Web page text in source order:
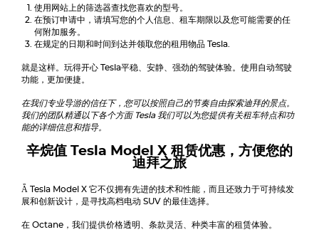
使用网站上的筛选器查找您喜欢的型号。
在预订申请中，请填写您的个人信息、租车期限以及您可能需要的任
何附加服务。
在规定的日期和时间到达并领取您的租用物品 Tesla
就是这样。玩得开心 Tesla平稳、安静、强劲的驾驶体验。使用自动驾驶
功能，更加便捷。
在我们专业导游的信任下，您可以按照自己的节奏自由探索迪拜的景点。
我们的团队精通以下各个方面 Tesla我们可以为您提供有关租车特点和功
能的详细信息和指导。
辛烷值 Tesla Model X 租赁优惠，方便您的
迪拜之旅
Ǟ Tesla Model X 它不仅拥有先进的技术和性能，而且还致力于可持续发
展和创新设计，是寻找高档电动 SUV 的最佳选择。
在 Octane，我们提供价格透明、条款灵活、种类丰富的租赁体验。